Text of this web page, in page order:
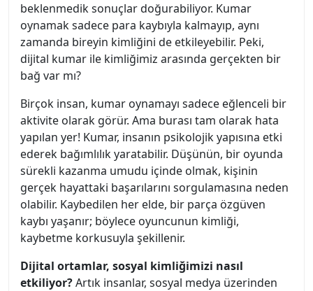
beklenmedik sonuçlar doğurabiliyor. Kumar
oynamak sadece para kaybıyla kalmayıp, aynı
zamanda bireyin kimliğini de etkileyebilir. Peki,
dijital kumar ile kimliğimiz arasında gerçekten bir
bağ var mı?
Birçok insan, kumar oynamayı sadece eğlenceli bir
aktivite olarak görür. Ama burası tam olarak hata
yapılan yer! Kumar, insanın psikolojik yapısına etki
ederek bağımlılık yaratabilir. Düşünün, bir oyunda
sürekli kazanma umudu içinde olmak, kişinin
gerçek hayattaki başarılarını sorgulamasına neden
olabilir. Kaybedilen her elde, bir parça özgüven
kaybı yaşanır; böylece oyuncunun kimliği,
kaybetme korkusuyla şekillenir.
Dijital ortamlar, sosyal kimliğimizi nasıl
etkiliyor?Artık insanlar, sosyal medya üzerinden